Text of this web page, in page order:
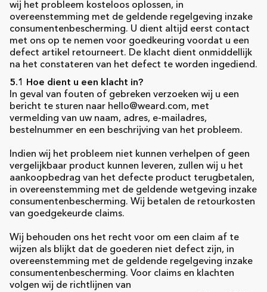
wij het probleem kosteloos oplossen, in
overeenstemming met de geldende regelgeving inzake
consumentenbescherming. U dient altijd eerst contact
met ons op te nemen voor goedkeuring voordat u een
defect artikel retourneert. De klacht dient onmiddellijk
na het constateren van het defect te worden ingediend.
5.1 Hoe dient u een klacht in?
In geval van fouten of gebreken verzoeken wij u een
bericht te sturen naar hello@weard.com, met
vermelding van uw naam, adres, e-mailadres,
bestelnummer en een beschrijving van het probleem.
Indien wij het probleem niet kunnen verhelpen of geen
vergelijkbaar product kunnen leveren, zullen wij u het
aankoopbedrag van het defecte product terugbetalen,
in overeenstemming met de geldende wetgeving inzake
consumentenbescherming. Wij betalen de retourkosten
van goedgekeurde claims.
Wij behouden ons het recht voor om een claim af te
wijzen als blijkt dat de goederen niet defect zijn, in
overeenstemming met de geldende regelgeving inzake
consumentenbescherming. Voor claims en klachten
volgen wij de richtlijnen van